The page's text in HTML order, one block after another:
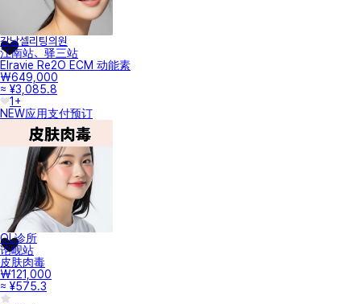
강남셀리팅의원
江南站、驿三站
Elravie Re2O ECM 动能素
₩649,000
≈ ¥3,085.8
1+
NEW应用支付预订
OL诊所
论岘站
皮肤肉毒
₩121,000
≈ ¥575.3